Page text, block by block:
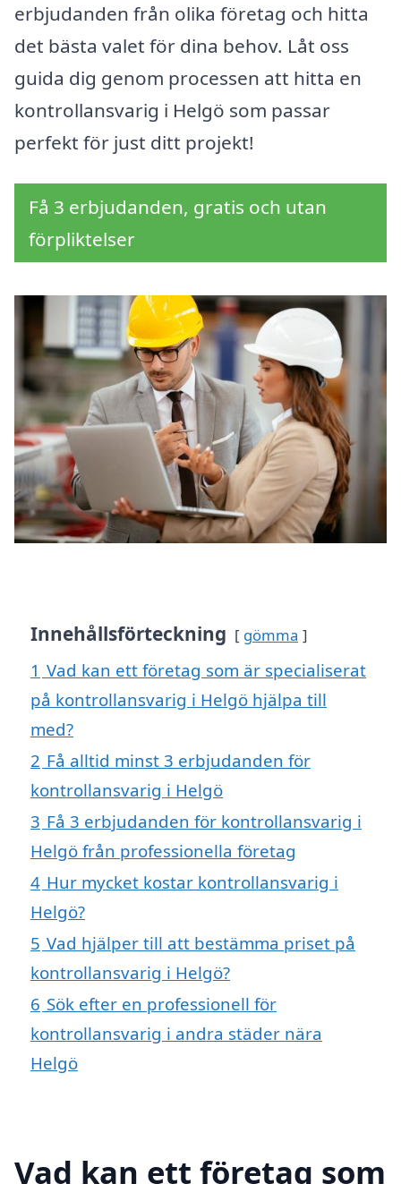
erbjudanden från olika företag och hitta
det bästa valet för dina behov. Låt oss
guida dig genom processen att hitta en
kontrollansvarig i Helgö som passar
perfekt för just ditt projekt!
Få 3 erbjudanden, gratis och utan
förpliktelser
Innehållsförteckning gömma
1 Vad kan ett företag som är specialiserat
på kontrollansvarig i Helgö hjälpa till
med?
2 Få alltid minst 3 erbjudanden för
kontrollansvarig i Helgö
3 Få 3 erbjudanden för kontrollansvarig i
Helgö från professionella företag
4 Hur mycket kostar kontrollansvarig i
Helgö?
5 Vad hjälper till att bestämma priset på
kontrollansvarig i Helgö?
6 Sök efter en professionell för
kontrollansvarig i andra städer nära
Helgö
Vad kan ett företag som